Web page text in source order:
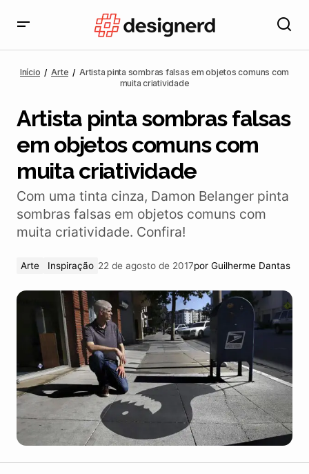
muita criatividade
Início Arte
Artista pinta sombras falsas em objetos comuns com
muita criatividade
Artista pinta sombras falsas
em objetos comuns com
muita criatividade
Com uma tinta cinza, Damon Belanger pinta
sombras falsas em objetos comuns com
muita criatividade. Confira!
Arte Inspiração 22 de agosto de 2017por Guilherme Dantas